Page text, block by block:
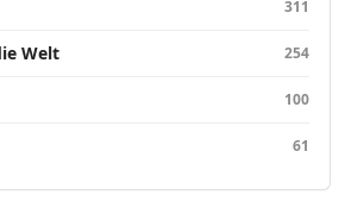
311
Welt 254
100
61